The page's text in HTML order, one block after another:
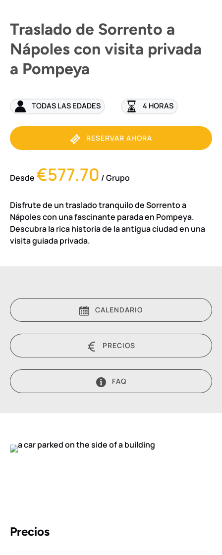
Traslado de Sorrento a
Nápoles con visita privada
a Pompeya
TODAS LAS EDADES 4 HORAS
RESERVAR AHORA
Desde €577.70 / Grupo
Disfrute de un traslado tranquilo de Sorrento a
Nápoles con una fascinante parada en Pompeya.
Descubra la rica historia de la antigua ciudad en una
visita guiada privada.
CALENDARIO
PRECIOS
FAQ
Precios